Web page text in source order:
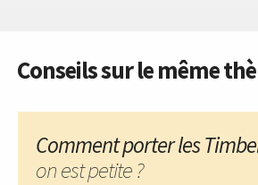
Conseils sur le même
Comment porter les
on est petite ?